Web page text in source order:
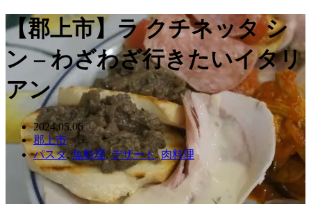
【郡上市】ラ クチネッタ シ
ン – わざわざ行きたいイタリ
アン
2024.05.06
郡上市
パスタ,魚料理,デザート,肉料理